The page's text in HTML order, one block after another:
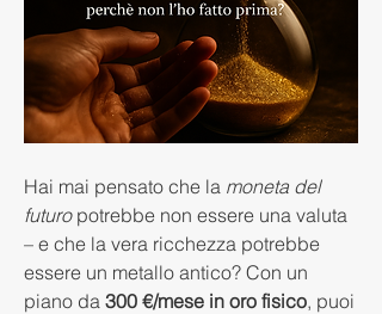
Hai mai pensato che la moneta del
futuro potrebbe non essere una valuta
­– e che la vera ricchezza potrebbe
essere un metallo antico? Con un
piano da 300 €/mese in oro fisico, puoi